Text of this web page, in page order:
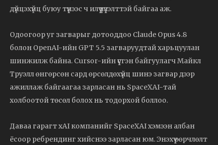
дүйцэхүйц буюу түүнээс ч илүү үзүүлэлттэй байгаа аж.
Одоогоор уг загварыг дотооддоо Claude Opus 4.8
болон OpenAI-ийн GPT 5.5 загваруудтай харьцуулан
шинжилж байна. Cursor-ийн үүсгэн байгуулагч Майкл
Труэлл өнгөрсөн сард өрсөлдөхүйц шинэ загвар дээр
ажиллаж байгаагаа зарласан нь SpaceXAI-тай
холбоотой төсөл болох нь тодорхой боллоо.
Даваа гарагт xAI компанийг SpaceXAI хэмээн албан
ёсоор ребрендинг хийснээ зарласан юм. Энэхүү өөрчлөлт